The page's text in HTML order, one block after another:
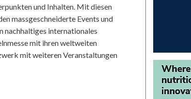
und Inhalten. Mit diesen
massgeschneiderte Events und
nachhaltiges internationales
mit ihren weltweiten
mit weiteren Veranstaltungen